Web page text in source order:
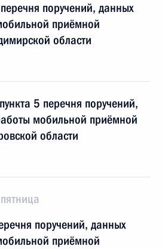
поручений, данных
приёмной
области
5 перечня поручений,
мобильной приёмной
области
поручений, данных
приёмной